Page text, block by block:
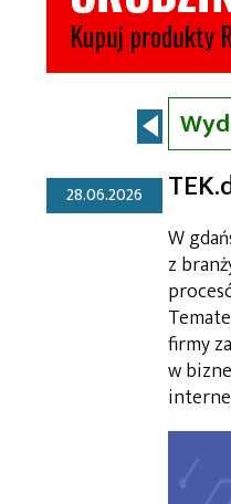
28.06.2026
W
z
firmy
w